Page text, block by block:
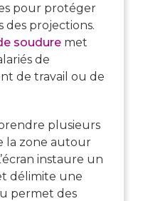
pour protéger
des projections.
soudure met
de
de travail ou de
plusieurs
la zone autour
instaure un
délimite une
permet des